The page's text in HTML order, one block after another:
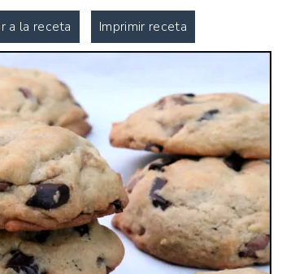
LAS
RECETAS
|
a la receta Imprimir receta